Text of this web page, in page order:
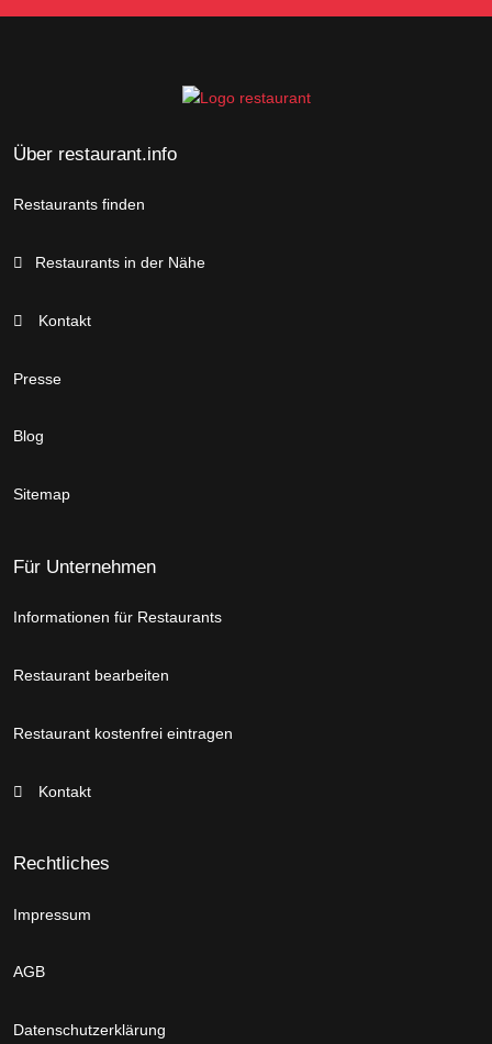
Über restaurant.info
Restaurants finden
Restaurants in der Nähe
Kontakt
Presse
Blog
Sitemap
Für Unternehmen
Informationen für Restaurants
Restaurant bearbeiten
Restaurant kostenfrei eintragen
Kontakt
Rechtliches
Impressum
AGB
Datenschutzerklärung